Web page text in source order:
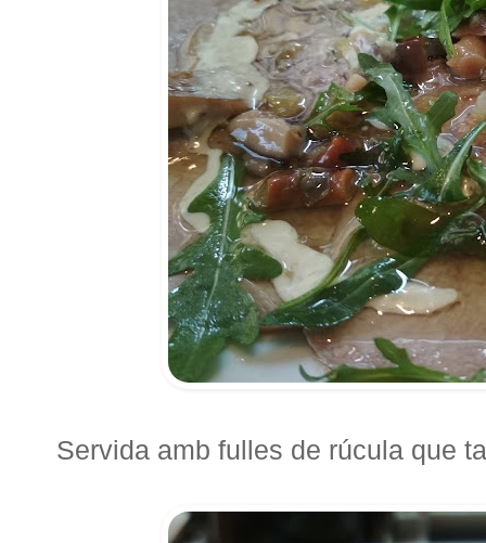
Servida amb fulles de rúcula que